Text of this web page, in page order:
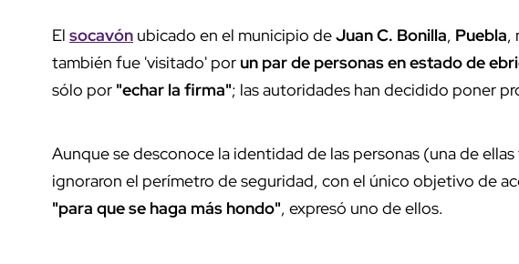
El socavón ubicado en el municipio deJuan C. Bonilla, Puebla,
también fue 'visitado' por un par de personas en estado de
sólo por "echar la firma"; las autoridades han decidido poner
Aunque se desconoce la identidad de las personas (una de
ignoraron el perímetro de seguridad, con el único objetivo de
"para que se haga más hondo", expresó uno de ellos.